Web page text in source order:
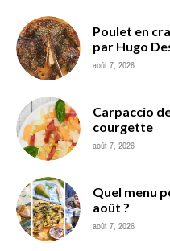
Poulet en
par Hugo
août 7, 2026
Carpaccio
courgette
août 7, 2026
Quel menu
août ?
août 7, 2026